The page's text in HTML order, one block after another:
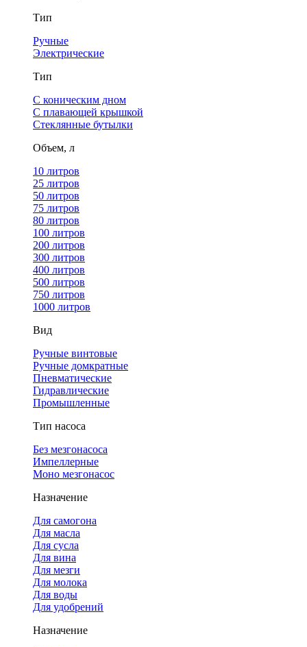
Тип
Ручные
Электрические
Тип
С коническим дном
С плавающей крышкой
Стеклянные бутылки
Объем, л
10 литров
25 литров
50 литров
75 литров
80 литров
100 литров
200 литров
300 литров
400 литров
500 литров
750 литров
1000 литров
Вид
Ручные винтовые
Ручные домкратные
Пневматические
Гидравлические
Промышленные
Тип насоса
Без мезгонасоса
Импеллерные
Моно мезгонасос
Назначение
Для самогона
Для масла
Для сусла
Для вина
Для мезги
Для молока
Для воды
Для удобрений
Назначение